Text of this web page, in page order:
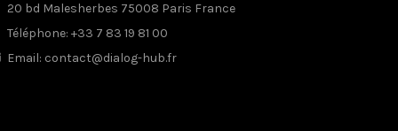
20 bd Malesherbes 75008 Paris France
Téléphone: +33 7 83 19 81 00
Email: contact@dialog-hub.fr